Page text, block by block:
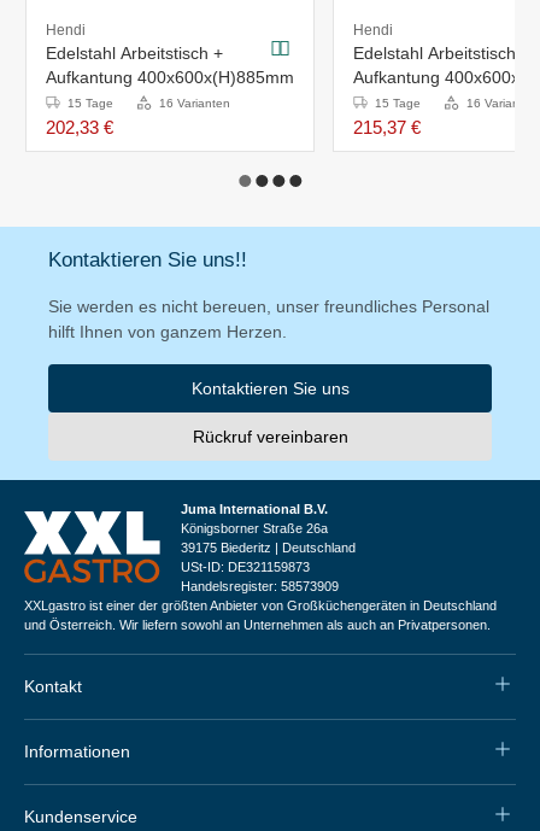
Hendi
Edelstahl Arbeitstisch +
Aufkantung 400x600x(H)885mm
15 Tage 16 Varianten
202,33 €
Hendi
Edelstahl Arbeitstisch +
Aufkantung
15 Tage 16 Varianten
215,37 €
Kontaktieren Sie uns!!
Sie werden es nicht bereuen, unser freundliches Personal
hilft Ihnen von ganzem Herzen.
Kontaktieren Sie uns
Rückruf vereinbaren
Juma International B.V.
Königsborner Straße 26a
39175 Biederitz | Deutschland
USt-ID: DE321159873
Handelsregister: 58573909
XXLgastro ist einer der größten Anbieter von Großküchengeräten in Deutschland
und Österreich. Wir liefern sowohl an Unternehmen als auch an Privatpersonen.
Kontakt
Informationen
Kundenservice